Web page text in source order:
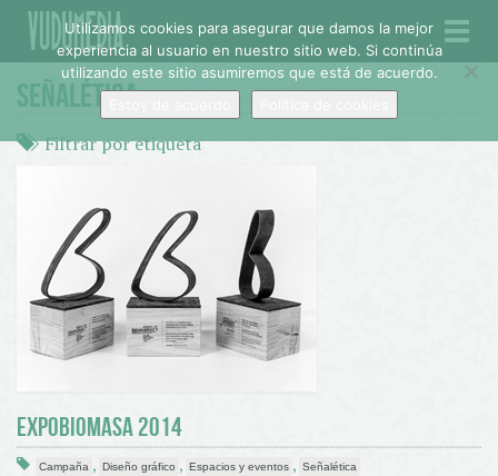
SEÑALÉTICA
Filtrar por etiqueta
EXPOBIOMASA 2014
Campaña , Diseño gráfico , Espacios y eventos , Señalética
Utilizamos cookies para asegurar que damos la mejor
experiencia al usuario en nuestro sitio web. Si continúa
utilizando este sitio asumiremos que está de acuerdo.